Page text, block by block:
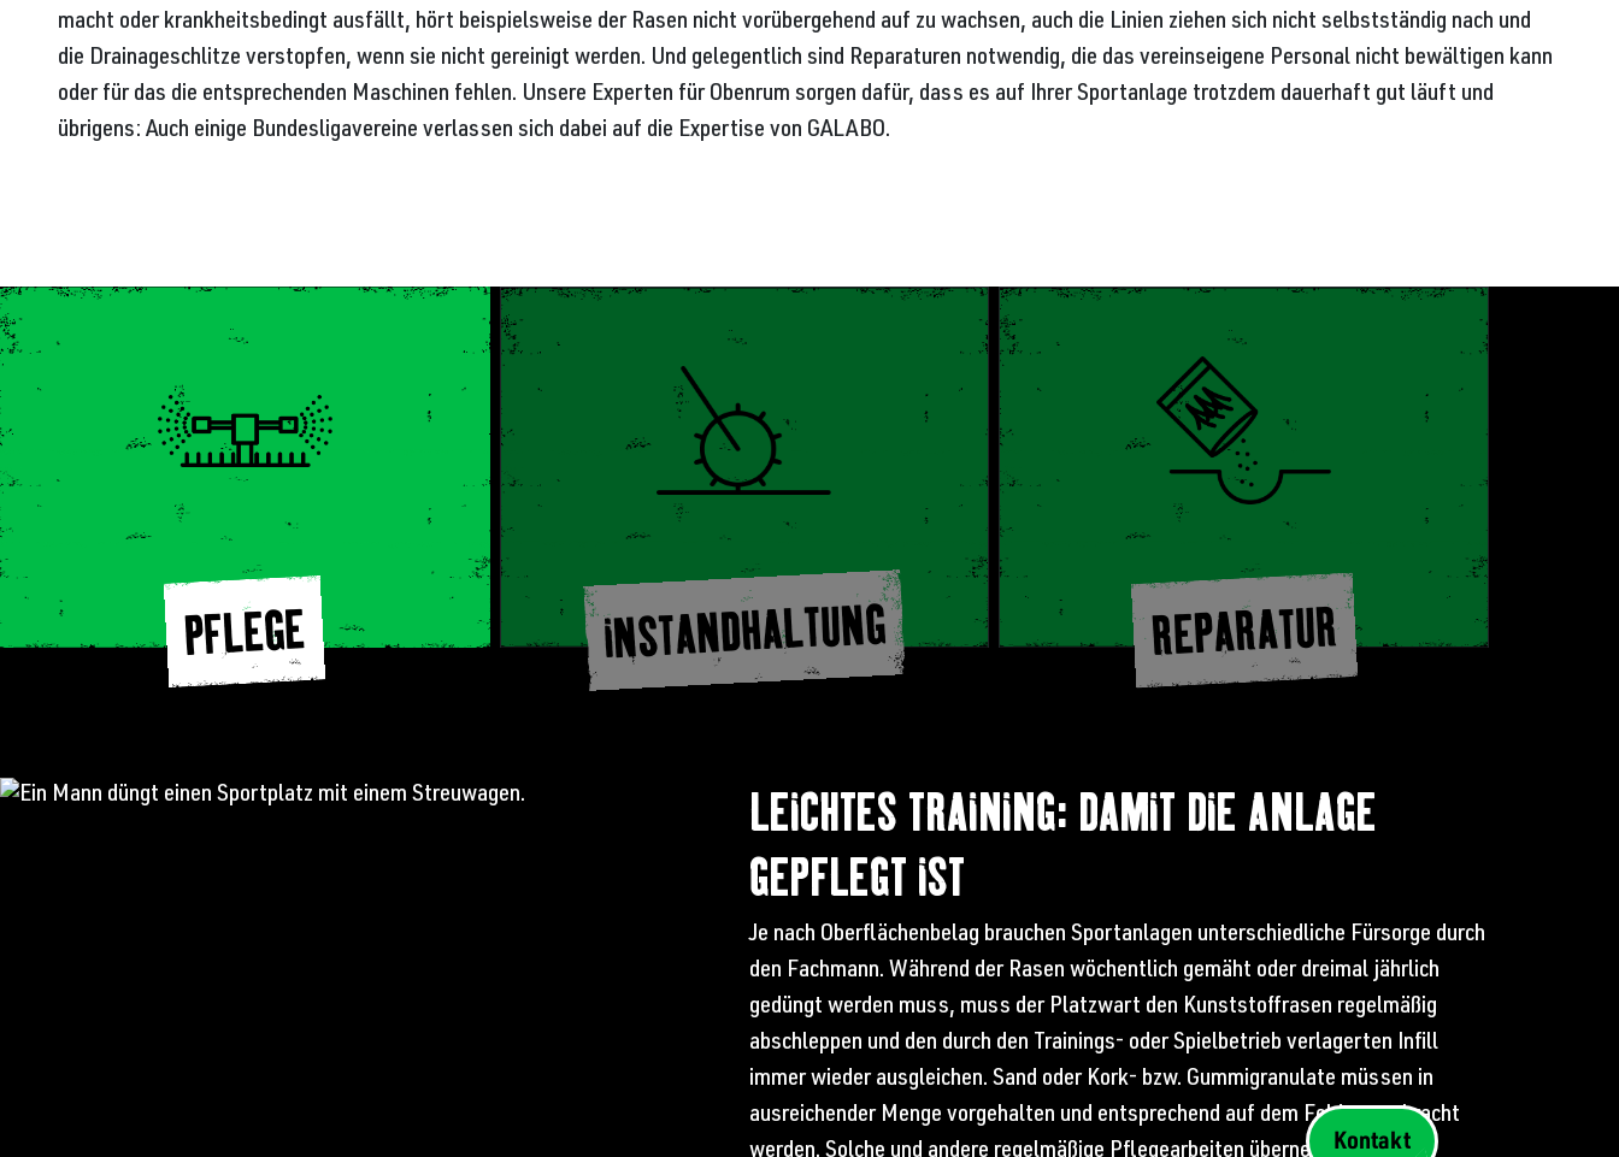
Kontakt
macht oder krankheitsbedingt ausfällt, hört beispielsweise der Rasen nicht vorübergehend auf zu wachsen, auch die Linien ziehen sich nicht selbstständig nach und
die Drainageschlitze verstopfen, wenn sie nicht gereinigt werden. Und gelegentlich sind Reparaturen notwendig, die das vereinseigene Personal nicht bewältigen kann
oder für das die entsprechenden Maschinen fehlen. Unsere Experten für Obenrum sorgen dafür, dass es auf Ihrer Sportanlage trotzdem dauerhaft gut läuft und
übrigens: Auch einige Bundesligavereine verlassen sich dabei auf die Expertise von GALABO.
PFLEGE INSTANDHALTUNG REPARATUR
LEICHTES TRAINING: DAMIT DIE ANLAGE
GEPFLEGT IST
Je nach Oberflächenbelag brauchen Sportanlagen unterschiedliche Fürsorge durch
den Fachmann. Während der Rasen wöchentlich gemäht oder dreimal jährlich
gedüngt werden muss, muss der Platzwart den Kunststoffrasen regelmäßig
abschleppen und den durch den Trainings- oder Spielbetrieb verlagerten Infill
immer wieder ausgleichen. Sand oder Kork- bzw. Gummigranulate müssen in
ausreichender Menge vorgehalten und entsprechend auf dem Feld ausgebracht
werden. Solche und andere regelmäßige Pflegearbeiten übernehmen wir von